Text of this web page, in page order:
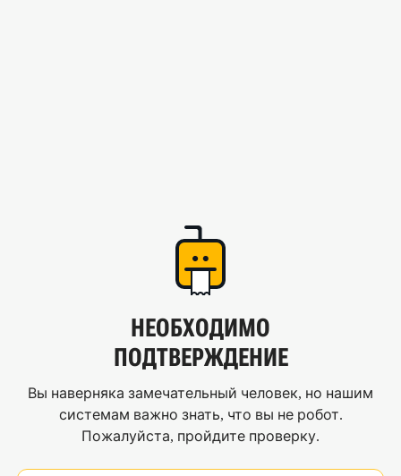
НЕОБХОДИМО
ПОДТВЕРЖДЕНИЕ
Вы наверняка замечательный человек, но нашим
системам важно знать, что вы не робот.
Пожалуйста, пройдите проверку.